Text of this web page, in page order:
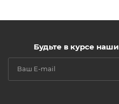
Будьте в курсе